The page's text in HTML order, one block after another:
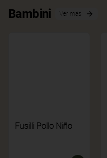
Bambini Ver más
Fusilli Pollo Niño